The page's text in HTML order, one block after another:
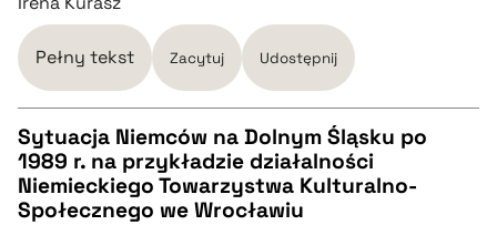
Pełny tekst Zacytuj Udostępnij
CZYSTY TEKST
Sytuacja Niemców na Dolnym Śląsku po
1989 r. na przykładzie działalności
Niemieckiego Towarzystwa Kulturalno-
Społecznego we Wrocławiu